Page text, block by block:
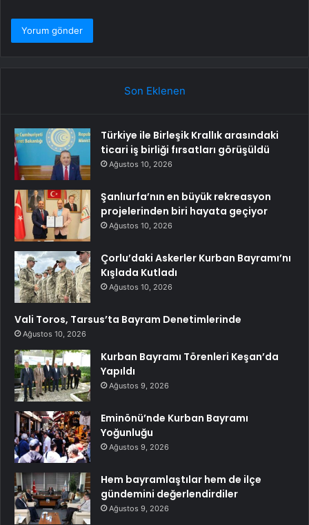
Son Eklenen
Türkiye ile Birleşik Krallık arasındaki
ticari iş birliği fırsatları görüşüldü
Ağustos 10, 2026
Şanlıurfa’nın en büyük rekreasyon
projelerinden biri hayata geçiyor
Ağustos 10, 2026
Çorlu’daki Askerler Kurban Bayramı’nı
Kışlada Kutladı
Ağustos 10, 2026
Vali Toros, Tarsus’ta Bayram Denetimlerinde
Ağustos 10, 2026
Kurban Bayramı Törenleri Keşan’da
Yapıldı
Ağustos 9, 2026
Eminönü’nde Kurban Bayramı
Yoğunluğu
Ağustos 9, 2026
Hem bayramlaştılar hem de ilçe
gündemini değerlendirdiler
Ağustos 9, 2026